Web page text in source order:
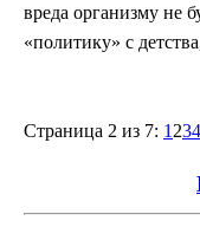
вреда организму не
«политику» с
Страница 2 из 7: 1 234